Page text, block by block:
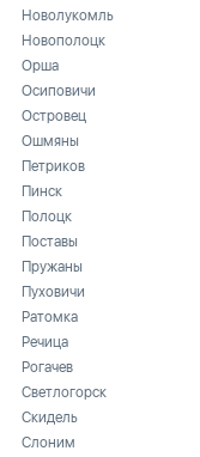
Новолукомль
Новополоцк
Орша
Осиповичи
Островец
Ошмяны
Петриков
Пинск
Полоцк
Поставы
Пружаны
Пуховичи
Ратомка
Речица
Рогачев
Светлогорск
Скидель
Слоним